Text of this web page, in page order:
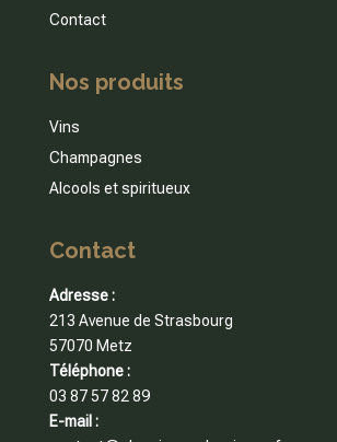
Contact
Nos produits
Vins
Champagnes
Alcools et spiritueux
Contact
Adresse :
213 Avenue de Strasbourg
57070 Metz
Téléphone :
03 87 57 82 89
E-mail :